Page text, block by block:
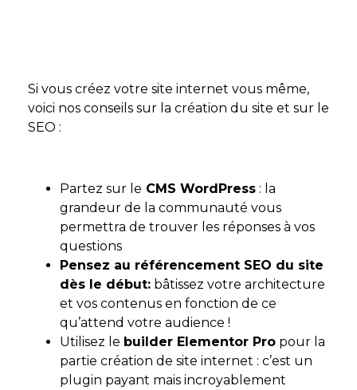
Si vous créez votre site internet vous même,
voici nos conseils sur la création du site et sur le
SEO :
Partez sur le CMS WordPress : la
grandeur de la communauté vous
permettra de trouver les réponses à vos
questions
Pensez au référencement SEO du site
dès le début: bâtissez votre architecture
et vos contenus en fonction de ce
qu’attend votre audience !
Utilisez le builder Elementor Pro pour la
partie création de site internet : c’est un
plugin payant mais incroyablement